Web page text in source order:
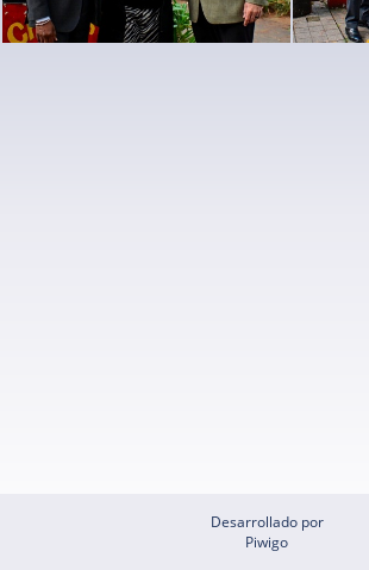
Desarrollado por
Piwigo